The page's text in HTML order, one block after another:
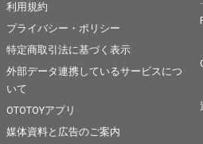
利用規約
プライバシー・ポリシー
特定商取引法に基づく表示
外部データ連携しているサービスにつ
いて
OTOTOYアプリ
媒体資料と広告のご案内